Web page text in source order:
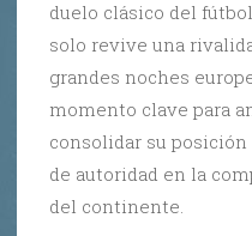
p o
duelo clásico del
solo revive una
grandes noches
momento clave para
consolidar su
de autoridad en la
del continente.